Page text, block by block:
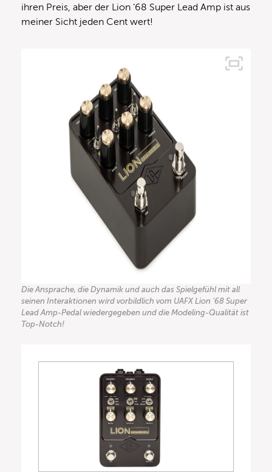
ihren Preis, aber der Lion ’68 Super Lead Amp ist aus
meiner Sicht jeden Cent wert!
Die Ansprache, die Dynamik und auch das Spielgefühl mit all
seinen Interaktionen wird vorbildlich vom UAFX Lion ’68 Super
Lead Amp-Pedal wiedergegeben und die Modeling-Qualität ist
Top-Notch!